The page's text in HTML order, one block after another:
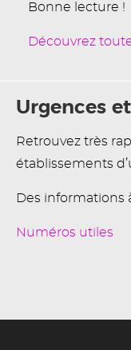
Bonne lecture !
Découvrez
Urgences
Retrouvez très
établissements
Des informations
Numéros utiles